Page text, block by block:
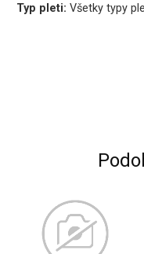
Typ pleti:Všetky typy